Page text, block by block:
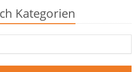
Kategorien